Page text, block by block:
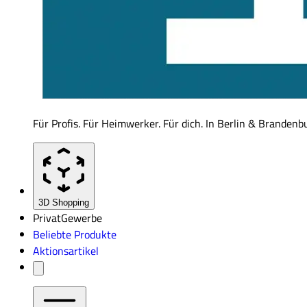
Für Profis. Für Heimwerker. Für dich. In Berlin &
3D Shopping
PrivatGewerbe
Beliebte Produkte
Aktionsartikel